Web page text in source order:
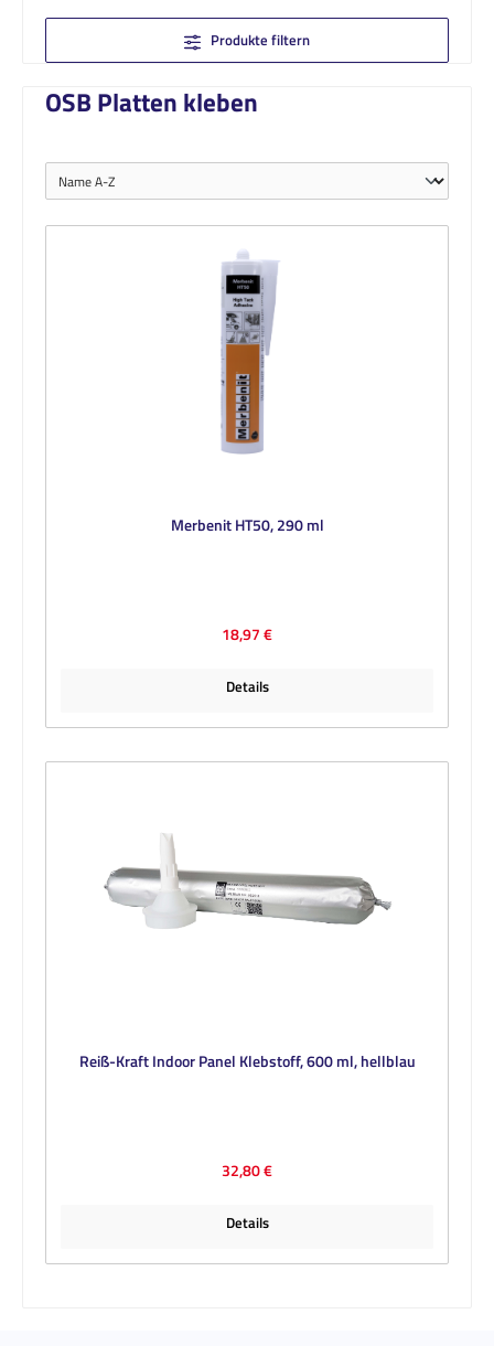
Produkte filtern
OSB Platten kleben
Merbenit HT50, 290 ml
Regulärer Preis:
18,97 €
Details
Reiß-Kraft Indoor Panel Klebstoff, 600 ml, hellblau
Regulärer Preis:
32,80 €
Details